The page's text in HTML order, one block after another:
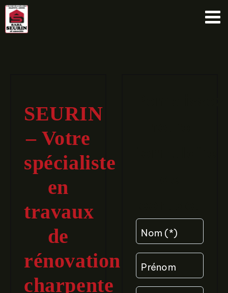
Passer
au
SEURIN
– Votre
spécialiste
en
travaux
de
rénovation
charpente
Nom (*)
Prénom